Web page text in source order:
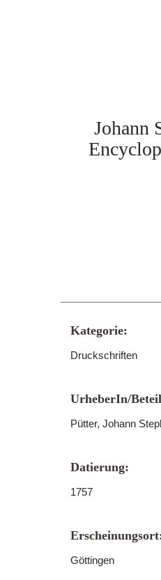
Johann
Kategorie:
Druckschriften
UrheberIn/
Pütter, Johann
Datierung:
1757
Göttingen